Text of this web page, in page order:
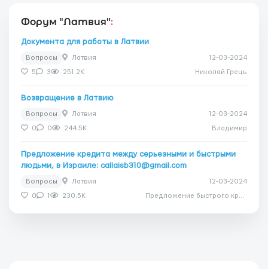
Форум "Латвия":
Документа для работы в Латвии
Вопросы Латвия 12-03-2024
5 3 251.2K Николай Грець
Возвращение в Латвию
Вопросы Латвия 12-03-2024
0 0 244.5K Владимир
Предложение кредита между серьезными и быстрыми
людьми, в Израиле: callaisb310@gmail.com
Вопросы Латвия 12-03-2024
0 1 230.5K